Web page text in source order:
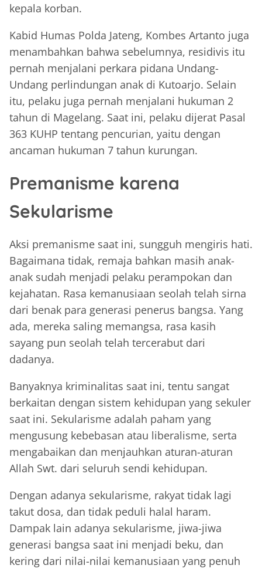
kepala korban.
Kabid Humas Polda Jateng, Kombes Artanto juga
menambahkan bahwa sebelumnya, residivis itu
pernah menjalani perkara pidana Undang-
Undang perlindungan anak di Kutoarjo. Selain
itu, pelaku juga pernah menjalani hukuman 2
tahun di Magelang. Saat ini, pelaku dijerat Pasal
363 KUHP tentang pencurian, yaitu dengan
ancaman hukuman 7 tahun kurungan.
Premanisme karena
Sekularisme
Aksi premanisme saat ini, sungguh mengiris hati.
Bagaimana tidak, remaja bahkan masih anak-
anak sudah menjadi pelaku perampokan dan
kejahatan. Rasa kemanusiaan seolah telah sirna
dari benak para generasi penerus bangsa. Yang
ada, mereka saling memangsa, rasa kasih
sayang pun seolah telah tercerabut dari
dadanya.
Banyaknya kriminalitas saat ini, tentu sangat
berkaitan dengan sistem kehidupan yang sekuler
saat ini. Sekularisme adalah paham yang
mengusung kebebasan atau liberalisme, serta
mengabaikan dan menjauhkan aturan-aturan
Allah Swt. dari seluruh sendi kehidupan.
Dengan adanya sekularisme, rakyat tidak lagi
takut dosa, dan tidak peduli halal haram.
Dampak lain adanya sekularisme, jiwa-jiwa
generasi bangsa saat ini menjadi beku, dan
kering dari nilai-nilai kemanusiaan yang penuh